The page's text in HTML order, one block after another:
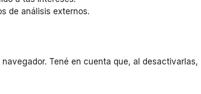
de análisis externos.
Tené en cuenta que, al